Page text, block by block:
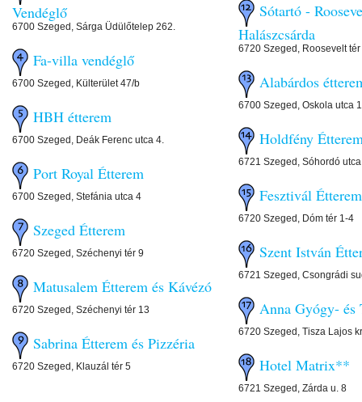
Vendéglő
6700 Szeged, Sárga Üdülőtelep 262.
Fa-villa vendéglő
6700 Szeged, Külterület 47/b
HBH étterem
6700 Szeged, Deák Ferenc utca 4.
Port Royal Étterem
6700 Szeged, Stefánia utca 4
Szeged Étterem
6720 Szeged, Széchenyi tér 9
Matusalem Étterem és Kávézó
6720 Szeged, Széchenyi tér 13
Sabrina Étterem és Pizzéria
6720 Szeged, Klauzál tér 5
Sótartó -
Halászcsárda
6720 Szeged, Roosevelt
Alabárdos
6700 Szeged, Oskola utca
Holdfény
6721 Szeged, Sóhordó
Fesztivál Étterem
6720 Szeged, Dóm tér 1-4
Szent István
6721 Szeged, Csongrádi
Anna Gyógy- és
6720 Szeged, Tisza Lajos
Hotel Matrix**
6721 Szeged, Zárda u. 8